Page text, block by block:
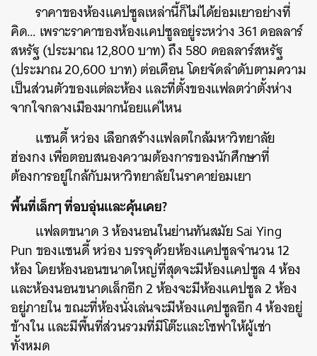
ราคาของห้องแคปซูลเหล่านี้ก็ไม่ได้ย่อมเยาอย่างที่
คิด… เพราะราคาของห้องแคปซูลอยู่ระหว่าง 361 ดอลลาร์
สหรัฐ (ประมาณ 12,800 บาท) ถึง 580 ดอลลาร์สหรัฐ
(ประมาณ 20,600 บาท) ต่อเดือน โดยจัดลำดับตามความ
เป็นส่วนตัวของแต่ละห้อง และที่ตั้งของแฟลตว่าตั้งห่าง
จากใจกลางเมืองมากน้อยแค่ไหน
แซนดี้ หว่อง เลือกสร้างแฟลตใกล้มหาวิทยาลัย
ฮ่องกง เพื่อตอบสนองความต้องการของนักศึกษาที่
ต้องการอยู่ใกล้กับมหาวิทยาลัยในราคาย่อมเยา
พื้นที่เล็กๆ ที่อบอุ่นและคุ้นเคย?
แฟลตขนาด 3 ห้องนอนในย่านทันสมัย Sai Ying
Pun ของแซนดี้ หว่อง บรรจุด้วยห้องแคปซูลจำนวน 12
ห้อง โดยห้องนอนขนาดใหญ่ที่สุดจะมีห้องแคปซูล 4 ห้อง
และห้องนอนขนาดเล็กอีก 2 ห้องจะมีห้องแคปซูล 2 ห้อง
อยู่ภายใน ขณะที่ห้องนั่งเล่นจะมีห้องแคปซูลอีก 4 ห้องอยู่
ข้างใน และมีพื้นที่ส่วนรวมที่มีโต๊ะและโซฟาให้ผู้เช่า
ทั้งหมด